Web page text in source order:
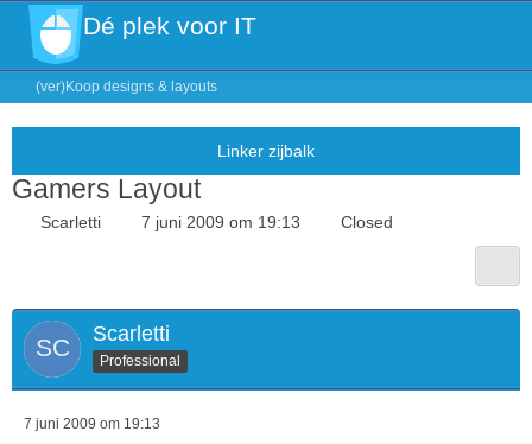
Dé plek voor IT
(ver)Koop designs & layouts
Gamers Layout
Scarletti 7 juni 2009 om 19:13 Closed
Scarletti
Professional
7 juni 2009 om 19:13